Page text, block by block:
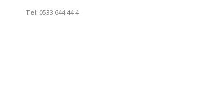
Tel: 0533 644 44 4